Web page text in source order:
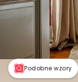
Podobne wzory